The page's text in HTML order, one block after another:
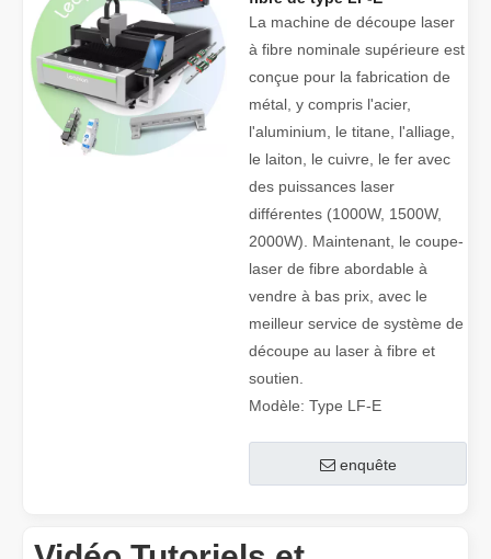
La machine de découpe laser
à fibre nominale supérieure est
conçue pour la fabrication de
métal, y compris l'acier,
l'aluminium, le titane, l'alliage,
le laiton, le cuivre, le fer avec
des puissances laser
différentes (1000W, 1500W,
2000W). Maintenant, le coupe-
laser de fibre abordable à
vendre à bas prix, avec le
meilleur service de système de
découpe au laser à fibre et
soutien.
Modèle: Type LF-E
enquête